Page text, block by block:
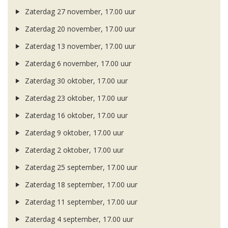
Zaterdag 27 november, 17.00 uur
Zaterdag 20 november, 17.00 uur
Zaterdag 13 november, 17.00 uur
Zaterdag 6 november, 17.00 uur
Zaterdag 30 oktober, 17.00 uur
Zaterdag 23 oktober, 17.00 uur
Zaterdag 16 oktober, 17.00 uur
Zaterdag 9 oktober, 17.00 uur
Zaterdag 2 oktober, 17.00 uur
Zaterdag 25 september, 17.00 uur
Zaterdag 18 september, 17.00 uur
Zaterdag 11 september, 17.00 uur
Zaterdag 4 september, 17.00 uur